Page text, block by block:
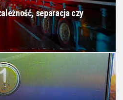
separacja czy